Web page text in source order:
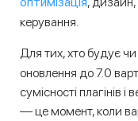
керування.
Для тих, хто будує
оновлення до 7.0
сумісності плагінів і
— це момент, коли